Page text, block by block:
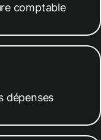
comptable
dépenses